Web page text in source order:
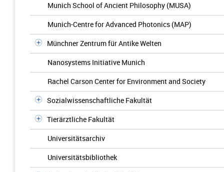
Munich School of Ancient Philosophy (MUSA)
Munich-Centre for Advanced Photonics (MAP)
Münchner Zentrum für Antike Welten
Nanosystems Initiative Munich
Rachel Carson Center for Environment and Society
Sozialwissenschaftliche Fakultät
Tierärztliche Fakultät
Universitätsarchiv
Universitätsbibliothek